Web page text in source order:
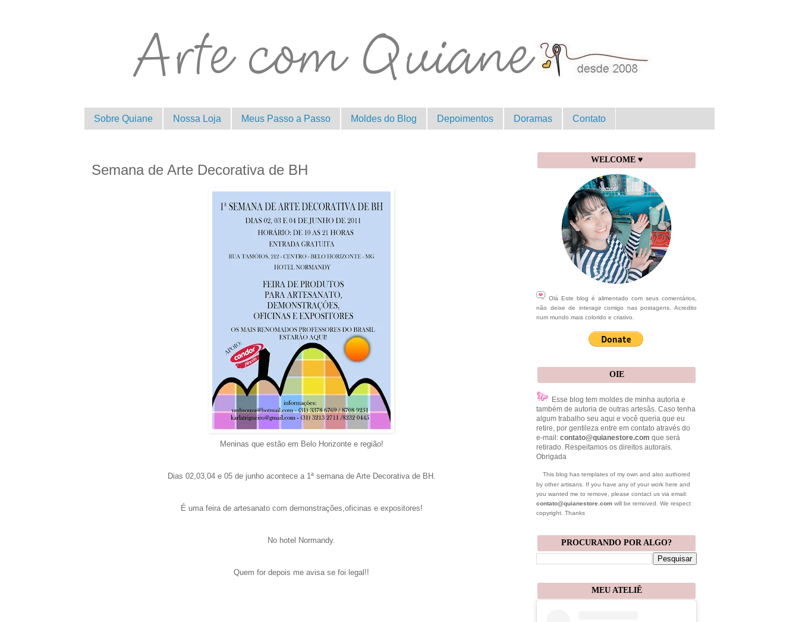
Sobre Quiane Nossa Loja Meus Passo a Passo Moldes do Blog Depoimentos Doramas Contato
Semana de Arte Decorativa de BH
Meninas que estão em Belo Horizonte e região!
Dias 02,03,04 e 05 de junho acontece a 1ª semana de Arte Decorativa de BH.
É uma feira de artesanato com demonstrações,oficinas e expositores!
No hotel Normandy.
Quem for depois me avisa se foi legal!!
WELCOME ♥
Olá Este blog é alimentado com seus comentários,
não deixe de interagir comigo nas postagens. Acredito
num mundo mais colorido e criativo.
OIE
Esse blog tem moldes de minha autoria e
também de autoria de outras artesãs. Caso tenha
algum trabalho seu aqui e você queria que eu
retire, por gentileza entre em contato através do
e-mail: contato@quianestore.com que será
retirado. Respeitamos os direitos autorais.
Obrigada
This blog has templates of my own and also authored
by other artisans. If you have any of your work here and
you wanted me to remove, please contact us via email:
contato@quianestore.com will be removed. We respect
copyright. Thanks
PROCURANDO POR ALGO?
MEU ATELIÊ